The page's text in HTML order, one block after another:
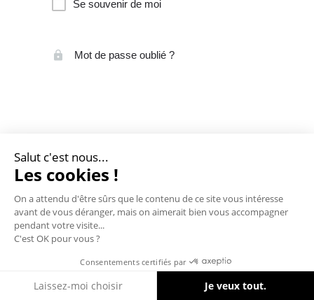
Se souvenir de moi
Mot de passe oublié ?
Salut c'est nous...
Les cookies !
On a attendu d'être sûrs que le contenu de ce site vous intéresse
avant de vous déranger, mais on aimerait bien vous accompagner
pendant votre visite...
C'est OK pour vous ?
Consentements certifiés par
Laissez-moi choisir Je veux tout.